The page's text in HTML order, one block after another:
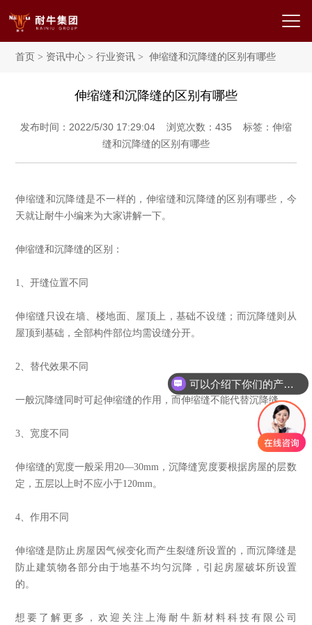
首页 > 资讯中心 >行业资讯 > 伸缩缝和沉降缝的区别有哪些
伸缩缝和沉降缝的区别有哪些
发布时间：2022/5/30 17:29:04 浏览次数： 435 标签：伸缩
缝和沉降缝的区别有哪些
伸缩缝和沉降缝是不一样的，伸缩缝和沉降缝的区别有哪些，今
天就让耐牛小编来为大家讲解一下。
伸缩缝和沉降缝的区别：
1、开缝位置不同
伸缩缝只设在墙、楼地面、屋顶上，基础不设缝；而沉降缝则从
屋顶到基础，全部构件部位均需设缝分开。
2、替代效果不同
一般沉降缝同时可起伸缩缝的作用，而伸缩缝不能代替沉降缝。
3、宽度不同
伸缩缝的宽度一般采用20—30mm，沉降缝宽度要根据房屋的层数
定，五层以上时不应小于120mm。
4、作用不同
伸缩缝是防止房屋因气候变化而产生裂缝所设置的，而沉降缝是
防止建筑物各部分由于地基不均匀沉降，引起房屋破坏所设置
的。
想要了解更多，欢迎关注上海耐牛新材料科技有限公司
可以介绍下你们的产品么